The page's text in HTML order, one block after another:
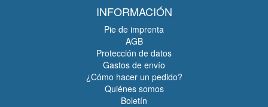
INFORMACIÓN
Pie de imprenta
AGB
Protección de datos
Gastos de envío
¿Cómo hacer un pedido?
Quiénes somos
Boletín